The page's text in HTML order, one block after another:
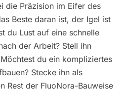
die Präzision im Eifer des
Beste daran ist, der Igel ist
du Lust auf eine schnelle
der Arbeit? Stell ihn
du ein kompliziertes
Stecke ihn als
Rest der FluoNora-Bauweise